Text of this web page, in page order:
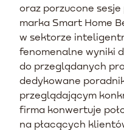
oraz porzucone
marka Smart Home
w sektorze
fenomenalne wyniki
do przeglądanych
dedykowane
przeglądającym
firma konwertuje
na płacących